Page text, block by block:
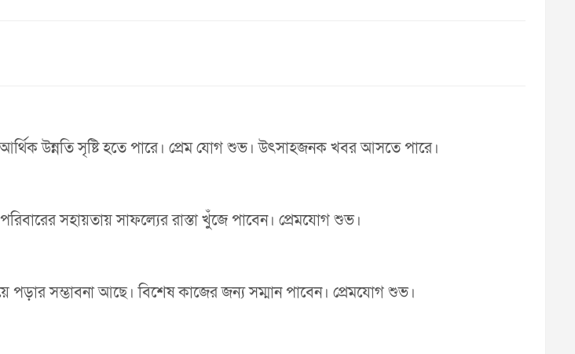
উন্নতি সৃষ্টি হতে পারে। প্রেম যোগ শুভ। উৎসাহজনক খবর আসতে পারে।
সহায়তায় সাফল্যের রাস্তা খুঁজে পাবেন। প্রেমযোগ শুভ।
পড়ার সম্ভাবনা আছে। বিশেষ কাজের জন্য সম্মান পাবেন। প্রেমযোগ শুভ।